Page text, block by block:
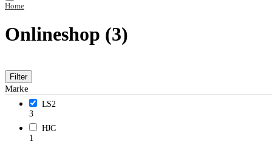
Home
Onlineshop (3)
Filter
Marke
LS2
3
HJC
1